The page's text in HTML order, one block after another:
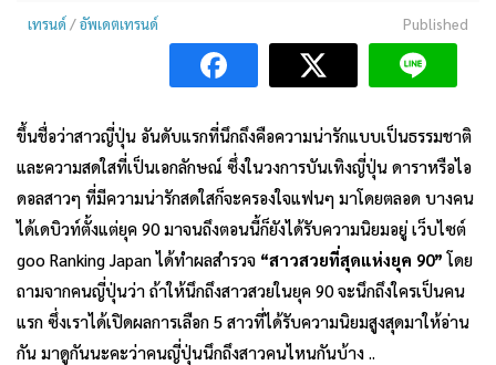
เทรนด์/อัพเดตเทรนด์ Published
ขึ้นชื่อว่าสาวญี่ปุ่น อันดับแรกที่นึกถึงคือความน่ารักแบบเป็นธรรมชาติ
และความสดใสที่เป็นเอกลักษณ์ ซึ่งในวงการบันเทิงญี่ปุ่น ดาราหรือไอ
ดอลสาวๆ ที่มีความน่ารักสดใสก็จะครองใจแฟนๆ มาโดยตลอด บางคน
ได้เดบิวท์ตั้งแต่ยุค 90 มาจนถึงตอนนี้ก็ยังได้รับความนิยมอยู่ เว็บไซต์
goo Ranking Japan ได้ทำผลสำรวจ “สาวสวยที่สุดแห่งยุค 90” โดย
ถามจากคนญี่ปุ่นว่า ถ้าให้นึกถึงสาวสวยในยุค 90 จะนึกถึงใครเป็นคน
แรก ซึ่งเราได้เปิดผลการเลือก 5 สาวที่ได้รับความนิยมสูงสุดมาให้อ่าน
กัน มาดูกันนะคะว่าคนญี่ปุ่นนึกถึงสาวคนไหนกันบ้าง ..